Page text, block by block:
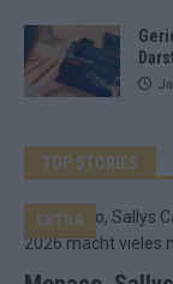
TOP STORIES
EXTRA